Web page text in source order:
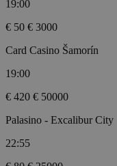
19:00
€ 50 € 3000
Card Casino Šamorín
19:00
€ 420 € 50000
Palasino - Excalibur City
22:55